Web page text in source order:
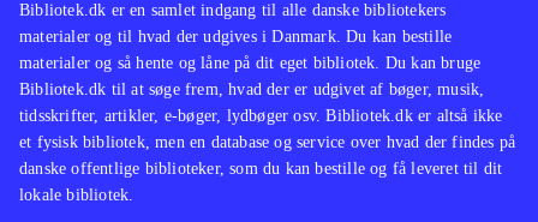
Bibliotek.dk er en samlet indgang til alle danske bibliotekers
materialer og til hvad der udgives i Danmark. Du kan bestille
materialer og så hente og låne på dit eget bibliotek. Du kan bruge
Bibliotek.dk til at søge frem, hvad der er udgivet af bøger, musik,
tidsskrifter, artikler, e-bøger, lydbøger osv. Bibliotek.dk er altså ikke
et fysisk bibliotek, men en database og service over hvad der findes på
danske offentlige biblioteker, som du kan bestille og få leveret til dit
lokale bibliotek.